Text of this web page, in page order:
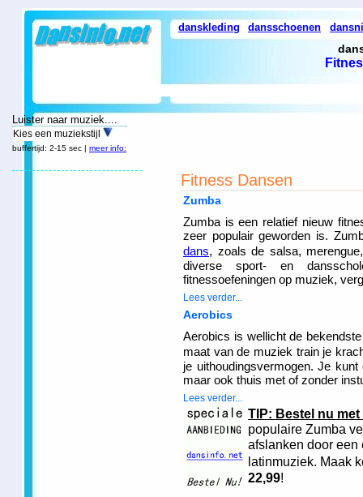
danskleding dansschoenen
Fitness Dansen
Zumba
Zumba is een relatief nieuw
zeer populair geworden is.
dans, zoals de salsa,
diverse sport- en
fitnessoefeningen op muziek,
Lees verder...
Aerobics
Aerobics is wellicht de
maat van de muziek train je
je uithoudingsvermogen. Je
maar ook thuis met of zonder
Lees verder...
TIP: Bestel nu
populaire Zumba
afslanken door
latinmuziek. Maak
22,99!
Luister naar muziek....
Kies een muziekstijl
buffertijd: 2-15 sec | meer info: